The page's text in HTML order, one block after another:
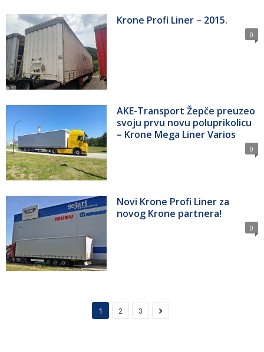
Krone Profi Liner – 2015.
0
AKE-Transport Žepče preuzeo
svoju prvu novu poluprikolicu
– Krone Mega Liner Varios
0
Novi Krone Profi Liner za
novog Krone partnera!
0
1 2 3